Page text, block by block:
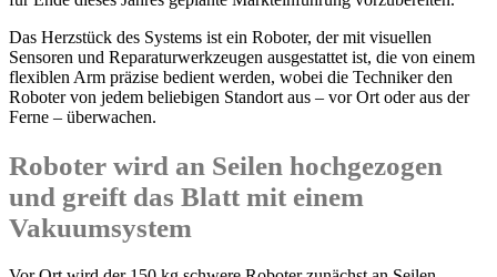
Das Herzstück des Systems ist ein Roboter, der mit visuellen
Sensoren und Reparaturwerkzeugen ausgestattet ist, die von einem
flexiblen Arm präzise bedient werden, wobei die Techniker den
Roboter von jedem beliebigen Standort aus – vor Ort oder aus der
Ferne – überwachen.
Roboter wird an Seilen hochgezogen
und greift das Blatt mit einem
Vakuumsystem